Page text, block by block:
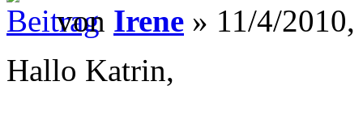
von Irene » 11/4/
Hallo Katrin,